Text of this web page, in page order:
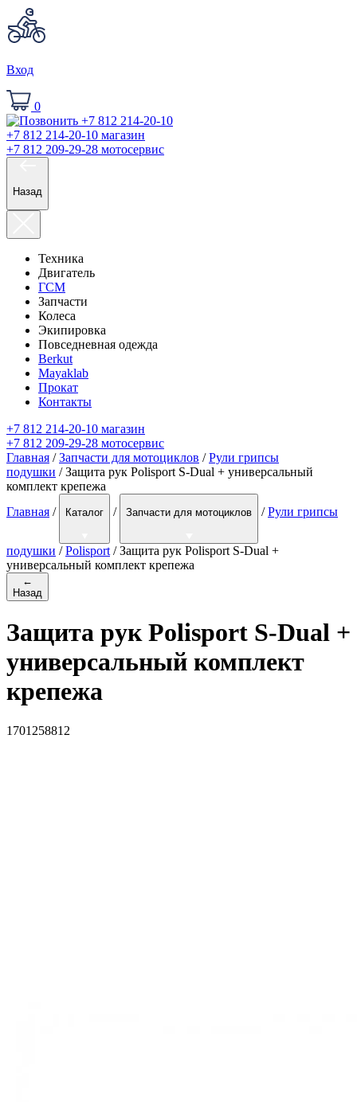
Вход
0
+7 812 214-20-10 магазин
+7 812 209-29-28 мотосервис
Назад
Техника
Двигатель
ГСМ
Запчасти
Колеса
Экипировка
Повседневная одежда
Berkut
Mayaklab
Прокат
Контакты
+7 812 214-20-10 магазин
+7 812 209-29-28 мотосервис
Главная /Запчасти для мотоциклов /Рули грипсы
подушки / Защита рук Polisport S-Dual + универсальный
комплект крепежа
Главная / Каталог / Запчасти для мотоциклов / Рули грипсы
подушки / Polisport / Защита рук Polisport S-Dual +
универсальный комплект крепежа
←
Назад
Защита рук Polisport S-Dual +
универсальный комплект
крепежа
1701258812